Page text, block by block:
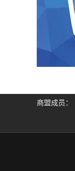
商盟成员：